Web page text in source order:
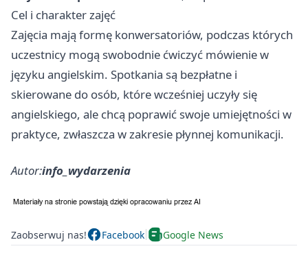
Cel i charakter zajęć
Zajęcia mają formę konwersatoriów, podczas których
uczestnicy mogą swobodnie ćwiczyć mówienie w
języku angielskim. Spotkania są bezpłatne i
skierowane do osób, które wcześniej uczyły się
angielskiego, ale chcą poprawić swoje umiejętności w
praktyce, zwłaszcza w zakresie płynnej komunikacji.
Autor:info_wydarzenia
Zaobserwuj nas! Facebook Google News